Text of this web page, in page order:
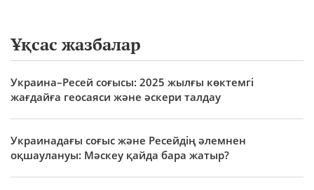
Ұқсас жазбалар
Украина–Ресей соғысы: 2025 жылғы көктемгі
жағдайға геосаяси және әскери талдау
Украинадағы соғыс және Ресейдің әлемнен
оқшаулануы: Мәскеу қайда бара жатыр?